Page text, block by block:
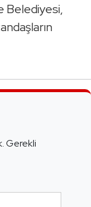
Belediyesi,
Gerekli